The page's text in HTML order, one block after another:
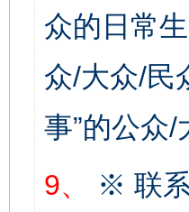
众的日常
众/大众/民
事”的公众
9、
※ 联